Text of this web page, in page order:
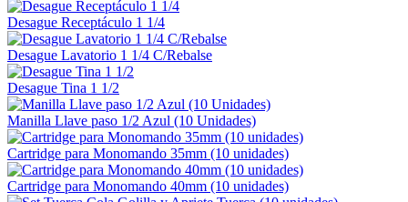
Desague Receptáculo 1 1/4
Desague Lavatorio 1 1/4 C/Rebalse
Desague Tina 1 1/2
Manilla Llave paso 1/2 Azul (10 Unidades)
Cartridge para Monomando 35mm (10 unidades)
Cartridge para Monomando 40mm (10 unidades)